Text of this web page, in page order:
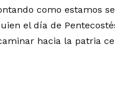
como estamos
el día de
hacia la patria